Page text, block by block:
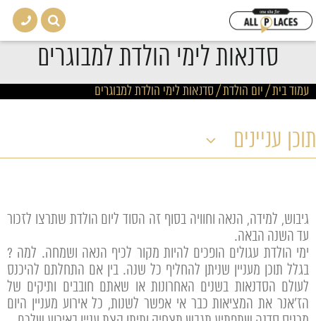
סדנאות לימי הולדת למבוגרים
עמוד בית/יום הולדת/סדנאות לימי הולדת למבוגרים
תוכן עניינים
גיבוש, למידה, הנאה וחוויה בסוף זה הסוד ליום הולדת שתרצו לזכור
עד השנה הבאה.
ימי הולדת עגולים הופכים להיות מקור לכיף הנאה ושמחה. למה ?
בגלל תוכן מעניין שניתן להחליף כל שנה. בין אם התחלתם להיכנס
לעולם הסדנאות בשנים האחרונות או שאתם חובבים ותיקים של
הז'אנר את המציאות כבר אי אפשר לשנות, כל אירוע מעניין היום